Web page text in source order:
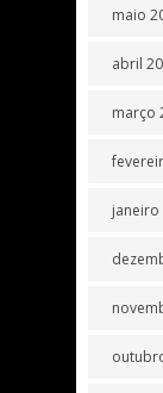
maio
abril
março
janeiro